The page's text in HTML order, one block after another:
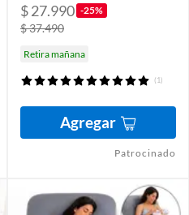
$ 27.990 -25%
$ 37.490
Retira mañana
(1)
Agregar
Patrocinado